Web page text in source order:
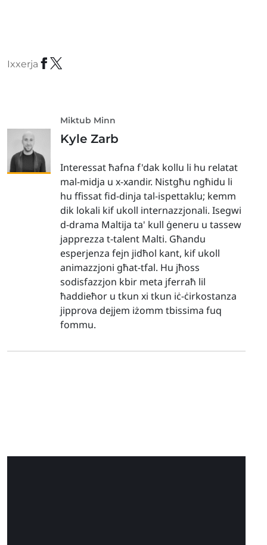
Ixxerja
Miktub Minn
Kyle Zarb
Interessat ħafna f'dak kollu li hu relatat
mal-midja u x-xandir. Nistgħu ngħidu li
hu ffissat fid-dinja tal-ispettaklu; kemm
dik lokali kif ukoll internazzjonali. Isegwi
d-drama Maltija ta' kull ġeneru u tassew
japprezza t-talent Malti. Għandu
esperjenza fejn jidħol kant, kif ukoll
animazzjoni għat-tfal. Hu jħoss
sodisfazzjon kbir meta jferraħ lil
ħaddieħor u tkun xi tkun iċ-ċirkostanza
jipprova dejjem iżomm tbissima fuq
fommu.